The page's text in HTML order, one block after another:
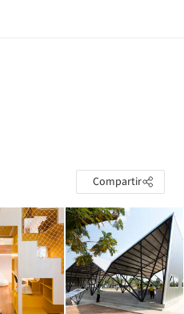
Compartir